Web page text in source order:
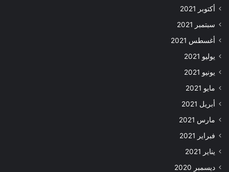
أكتوبر 2021
سبتمبر 2021
أغسطس 2021
يوليو 2021
يونيو 2021
مايو 2021
أبريل 2021
مارس 2021
فبراير 2021
يناير 2021
ديسمبر 2020